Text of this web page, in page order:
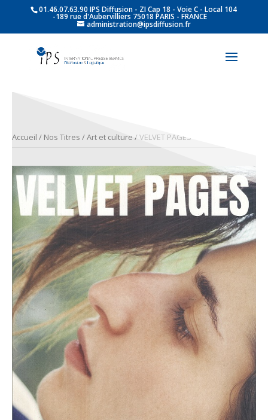
01.46.07.63.90 IPS Diffusion - ZI Cap 18 - Voie C - Local 104
-189 rue d'Aubervilliers 75018 PARIS - FRANCE
administration@ipsdiffusion.fr
Accueil / Nos Titres /Art et culture / VELVET PAGES